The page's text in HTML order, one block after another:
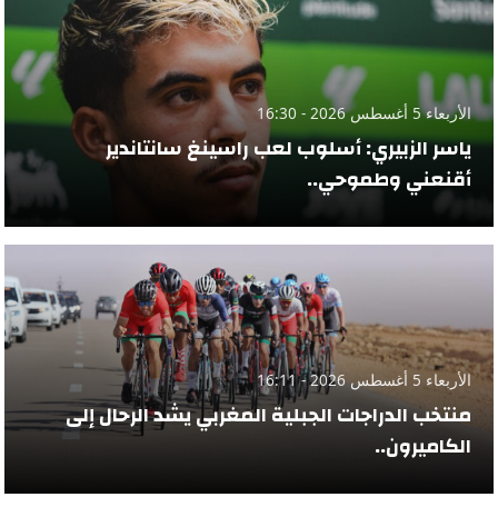
الأربعاء 5 أغسطس 2026 - 16:30
ياسر الزبيري: أسلوب لعب راسينغ سانتاندير
أقنعني وطموحي..
الأربعاء 5 أغسطس 2026 - 16:11
منتخب الدراجات الجبلية المغربي يشد الرحال إلى
الكاميرون..